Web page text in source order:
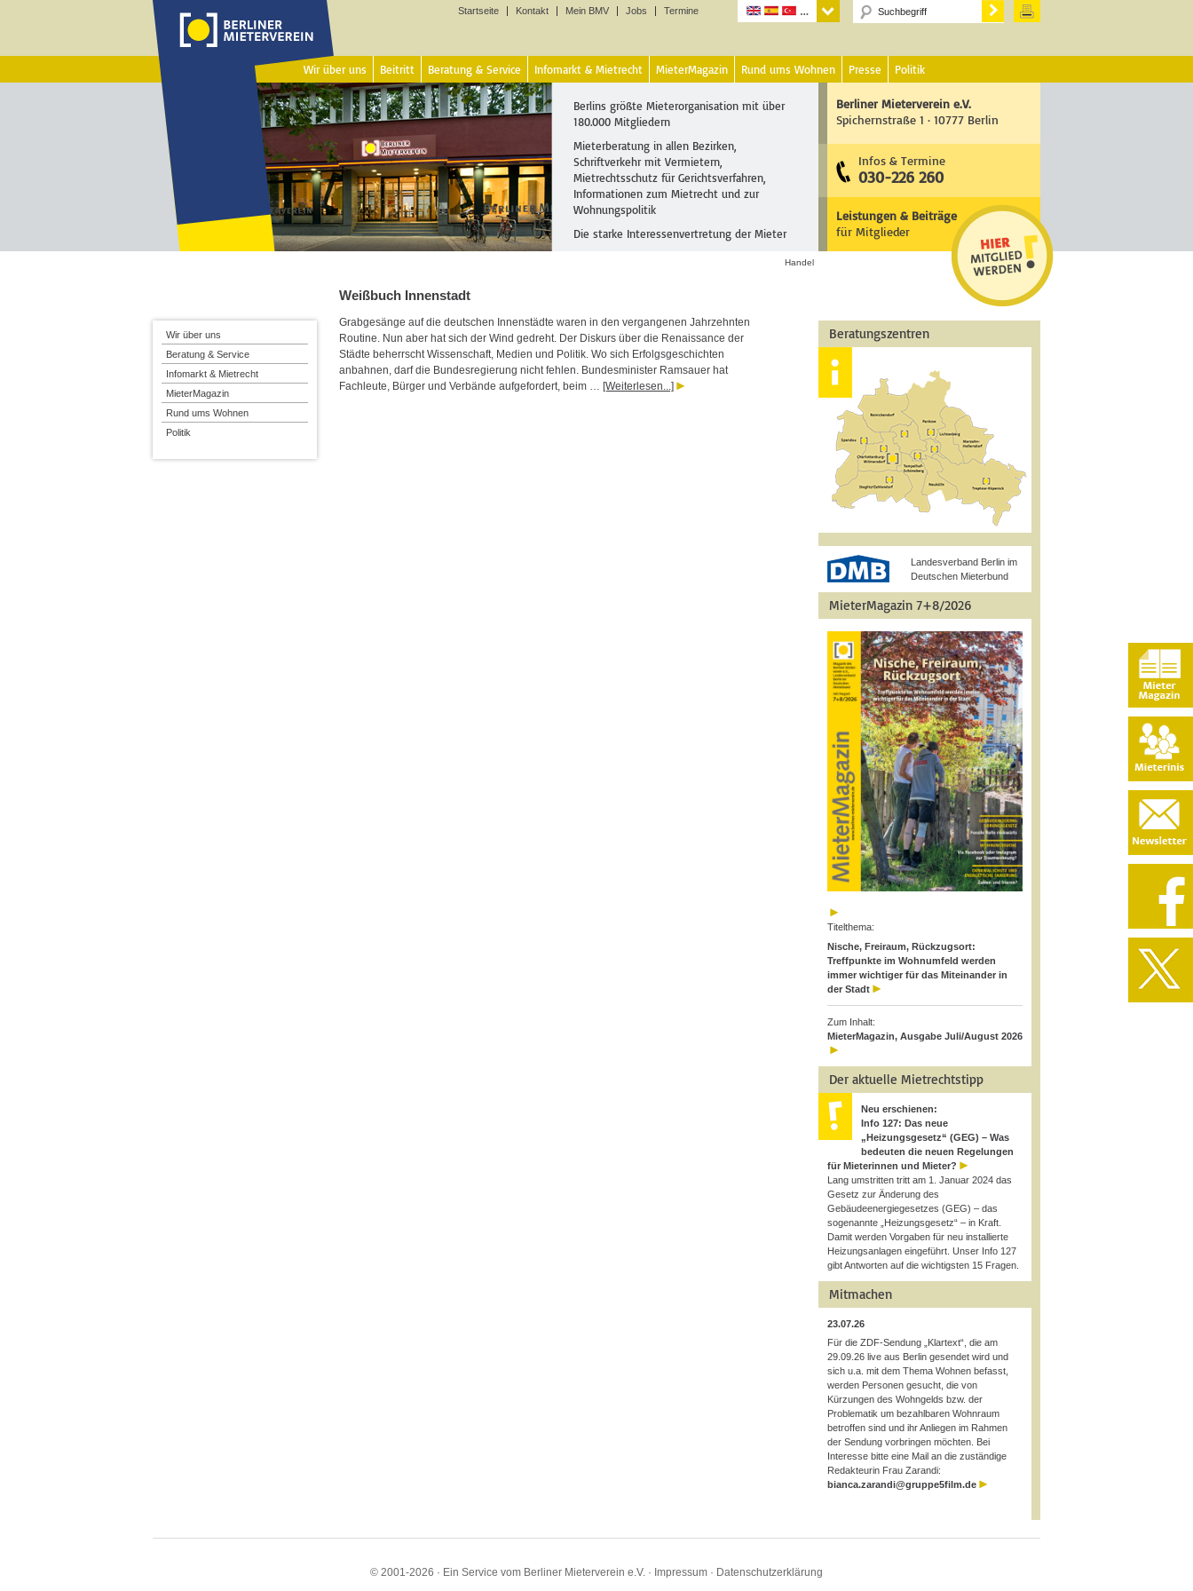
Startseite Kontakt Mein BMV Jobs Termine
Wir über uns Beitritt Beratung & Service Infomarkt & Mietrecht MieterMagazin Rund ums Wohnen Presse Politik
Berlins größte Mieterorganisation mit über
180.000 Mitgliedern
Mieterberatung in allen Bezirken,
Schriftverkehr mit Vermietern,
Mietrechtsschutz für Gerichtsverfahren,
Informationen zum Mietrecht und zur
Wohnungspolitik
Die starke Interessenvertretung der Mieter
Berliner Mieterverein e.V.
Spichernstraße 1 · 10777 Berlin
Infos & Termine
030-226 260
Leistungen & Beiträge
für Mitglieder
Handel
Weißbuch Innenstadt
Grabgesänge auf die deutschen Innenstädte waren in den vergangenen Jahrzehnten
Routine. Nun aber hat sich der Wind gedreht. Der Diskurs über die Renaissance der
Städte beherrscht Wissenschaft, Medien und Politik. Wo sich Erfolgsgeschichten
anbahnen, darf die Bundesregierung nicht fehlen. Bundesminister Ramsauer hat
Fachleute, Bürger und Verbände aufgefordert, beim … [Weiterlesen...]
Beratungszentren
Landesverband Berlin im
Deutschen Mieterbund
MieterMagazin 7+8/2026
Titelthema:
Nische, Freiraum, Rückzugsort:
Treffpunkte im Wohnumfeld werden
immer wichtiger für das Miteinander in
der Stadt
Zum Inhalt:
MieterMagazin, Ausgabe Juli/August 2026
Der aktuelle Mietrechtstipp
Neu erschienen:
Info 127: Das neue
„Heizungsgesetz“ (GEG) – Was
bedeuten die neuen Regelungen
für Mieterinnen und Mieter?
Lang umstritten tritt am 1. Januar 2024 das
Gesetz zur Änderung des
Gebäudeenergiegesetzes (GEG) – das
sogenannte „Heizungsgesetz“ – in Kraft.
Damit werden Vorgaben für neu installierte
Heizungsanlagen eingeführt. Unser Info 127
gibt Antworten auf die wichtigsten 15 Fragen.
Mitmachen
23.07.26
Für die ZDF-Sendung „Klartext“, die am
29.09.26 live aus Berlin gesendet wird und
sich u.a. mit dem Thema Wohnen befasst,
werden Personen gesucht, die von
Kürzungen des Wohngelds bzw. der
Problematik um bezahlbaren Wohnraum
betroffen sind und ihr Anliegen im Rahmen
der Sendung vorbringen möchten. Bei
Interesse bitte eine Mail an die zuständige
Redakteurin Frau Zarandi:
bianca.zarandi@gruppe5film.de
Wir über uns
Beratung & Service
Infomarkt & Mietrecht
MieterMagazin
Rund ums Wohnen
Politik
© 2001-2026 · Ein Service vom Berliner Mieterverein e.V. · Impressum · Datenschutzerklärung